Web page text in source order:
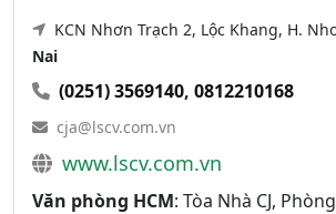
KCN Nhơn Trạch 2, Lộc Khang, H.
Nai
(0251) 3569140, 0812210168
cja@lscv.com.vn
www.lscv.com.vn
Văn phòng HCM: Tòa Nhà CJ,